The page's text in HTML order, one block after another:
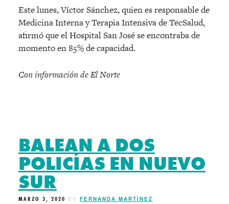
Este lunes, Víctor Sánchez, quien es responsable de
Medicina Interna y Terapia Intensiva de TecSalud,
afirmó que el Hospital San José se encontraba de
momento en 85% de capacidad.
Con información de El Norte
BALEAN A DOS
POLICÍAS EN NUEVO
SUR
MARZO 3, 2020 BY FERNANDA MARTÍNEZ